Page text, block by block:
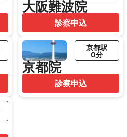
大阪難波院
診察申込
京都院
京都駅
0分
診察申込